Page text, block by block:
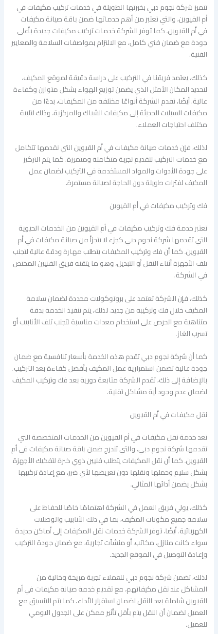
تتميز شركة نجوم دبي بخبرتها الطويلة في خدمات تركيب مكيفات في
أم القيوين، والتي تعتبر من أهم خدماتها ضمن باقة صيانة مكيفات
في أم القيوين. كما توفر الشركة خدمات تركيب مكيفات جديدة بأعلى
جودة مع ضمان فني كامل، مع الالتزام بمواصفات السلامة والمعايير
الفنية.
كذلك، يعتمد فريقنا في التركيب على دراسة دقيقة لموقع المكيف،
لتحديد المكان الأمثل الذي يضمن توزيع الهواء بشكل متوازن وكفاءة
عالية. أيضًا، تقدم الشركة أنواعًا مختلفة من المكيفات، بدءًا من
مكيفات السبليت الحديثة إلى مكيفات الشباك والمركزية، وذلك لتلبية
مختلف احتياجات العملاء.
لذلك، فإن خدمات صيانة مكيفات في أم القيوين التي نقدمها تتكامل
مع خدمات التركيب لتقديم تجربة متكاملة ومتميزة. كما يتم التركيز
على جودة الأدوات والمواد المستخدمة في التركيب لضمان عمل
المكيف لفترات طويلة دون الحاجة لصيانة مستمرة.
فك وتركيب مكيفات في أم القيوين
تعتبر خدمة فك وتركيب مكيفات في أم القيوين من الخدمات الحيوية
التي تقدمها شركة نجوم دبي كجزء لا يتجزأ من صيانة مكيفات في أم
القيوين. كما أن فك وتركيب المكيفات يتطلب مهارة ودقة عالية لتجنب
تلف الأجهزة أثناء النقل أو التبديل، وهو ما يتقنه فريق الفنيين المختص
في الشركة.
كذلك، فإن الشركة تعتمد على بروتوكولات محددة لضمان سلامة
المكيف خلال فك وتركيبه من جديد. لذلك، يتم تنفيذ الخدمة بدقة
متناهية مع الحرص على استخدام معدات مناسبة لتجنب تلف الأنابيب أو
تسرب الغاز.
كما أن شركة نجوم دبي تقدم هذه الخدمة بأسعار تنافسية مع ضمان
جودة عالية تضمن استمرارية عمل المكيف بأفضل كفاءة بعد التركيب.
بالإضافة إلى ذلك، تقدم الشركة متابعة دورية بعد فك وتركيب المكيف
لضمان عدم وجود أية مشاكل تقنية.
نقل مكيفات في أم القيوين
تعد خدمة نقل مكيفات في أم القيوين من الخدمات المتخصصة التي
تقدمها شركة نجوم دبي، والتي تندرج ضمن باقة صيانة مكيفات في أم
القيوين. كما أن نقل المكيفات يتطلب فنيين ذوي خبرة لتفكيك الأجهزة
بشكل سليم وحملها ونقلها دون تعريضها لأي ضرر، مع إعادة تركيبها
بشكل يضمن أدائها المثالي.
كذلك، يولي فريق العمل في الشركة اهتمامًا خاصًا للحفاظ على
سلامة جميع مكونات المكيف، بما في ذلك الأنابيب والوصلات
الكهربائية. أيضًا، توفر الشركة خدمات نقل المكيفات إلى أماكن جديدة
سواء كانت منازل، مكاتب، أو منشآت تجارية، مع ضمان جودة التركيب
وإعادة التوصيل في الموقع الجديد.
لذلك، تضمن شركة نجوم دبي للعملاء تجربة مريحة وخالية من
المشاكل عند نقل مكيفاتهم، مع تقديم خدمة صيانة مكيفات في أم
القيوين شاملة بعد النقل لضمان استقرار الأداء. كما يتم التنسيق مع
العميل لضمان أن النقل يتم بأقل تأثير ممكن على الجدول اليومي
للعميل.